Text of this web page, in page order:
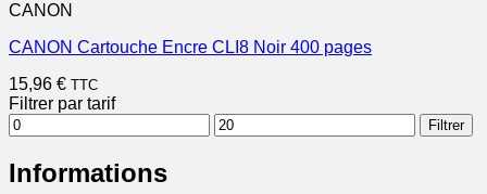
CANON
CANON Cartouche Encre CLI8 Noir 400 pages
15,96 € TTC
Filtrer par tarif
Prix
min
Prix
max
Filtrer
Informations